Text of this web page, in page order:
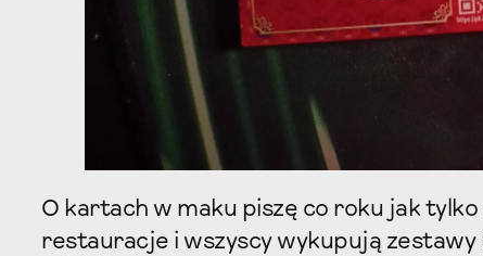
O kartach w maku piszę co roku jak
restauracje i wszyscy wykupują zestawy